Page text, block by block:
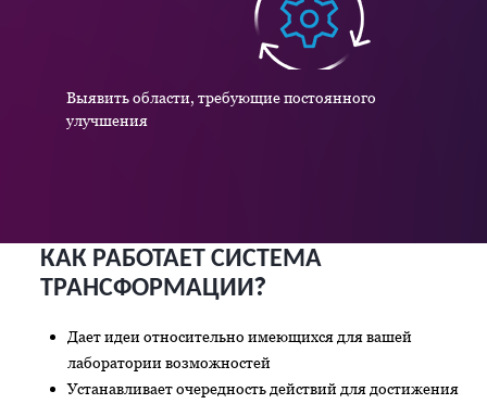
Выявить области, требующие постоянного
улучшения
КАК РАБОТАЕТ СИСТЕМА
ТРАНСФОРМАЦИИ?
Дает идеи относительно имеющихся для вашей
лаборатории возможностей
Устанавливает очередность действий для достижения